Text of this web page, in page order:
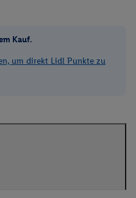
Kauf.
um direkt Lidl Punkte zu